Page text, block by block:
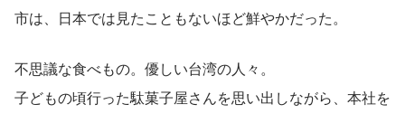
市は、日本では見たこともないほど鮮やかだった。
不思議な食べもの。優しい台湾の人々。
子どもの頃行った駄菓子屋さんを思い出しながら、本社を